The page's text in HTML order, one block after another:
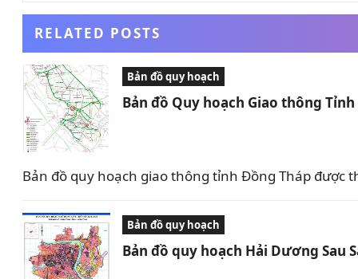
RELATED POSTS
Bản đồ quy hoạch
Bản đồ Quy hoạch Giao thông
Bản đồ quy hoạch giao thông tỉnh Đồng Tháp
Bản đồ quy hoạch
Bản đồ quy hoạch Hải Dương Sau